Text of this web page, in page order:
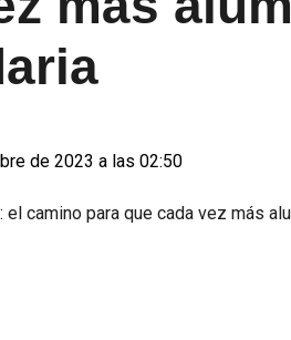
de 2023 a las 02:50